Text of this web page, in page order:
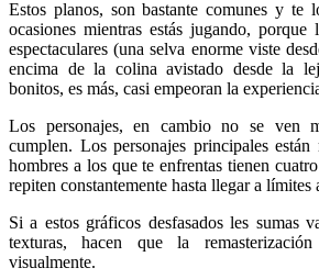
Estos planos, son bastante comunes y te
ocasiones mientras estás jugando, porque
espectaculares (una selva enorme viste
encima de la colina avistado desde la
bonitos, es más, casi empeoran la
Los personajes, en cambio no se ven
cumplen. Los personajes principales
hombres a los que te enfrentas tienen
repiten constantemente hasta llegar a límites
Si a estos gráficos desfasados les sumas
texturas, hacen que la
visualmente.